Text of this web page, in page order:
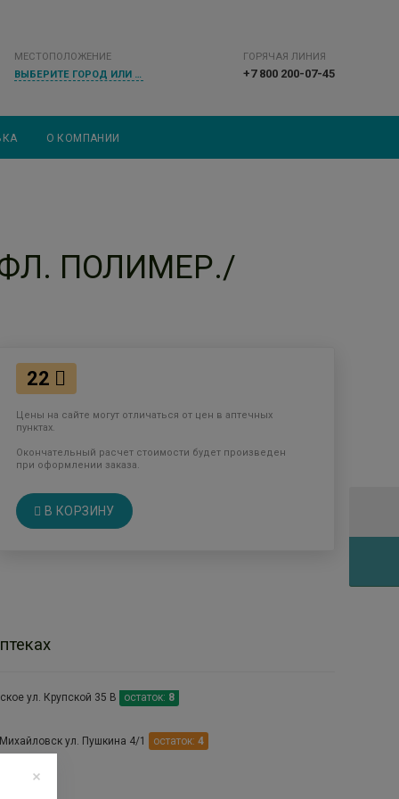
МЕСТОПОЛОЖЕНИЕ
ВЫБЕРИТЕ ГОРОД ИЛИ НАСЕЛЕННЫЙ ПУНКТ
ГОРЯЧАЯ ЛИНИЯ
+7 800 200-07-45
О КОМПАНИИ
ПОЛИМЕР./
22
Цены на сайте могут отличаться от цен в аптечных
пунктах.
Окончательный расчет стоимости будет произведен
при оформлении заказа.
В КОРЗИНУ
ул. Крупской 35 В остаток: 8
ул. Пушкина 4/1 остаток: 4